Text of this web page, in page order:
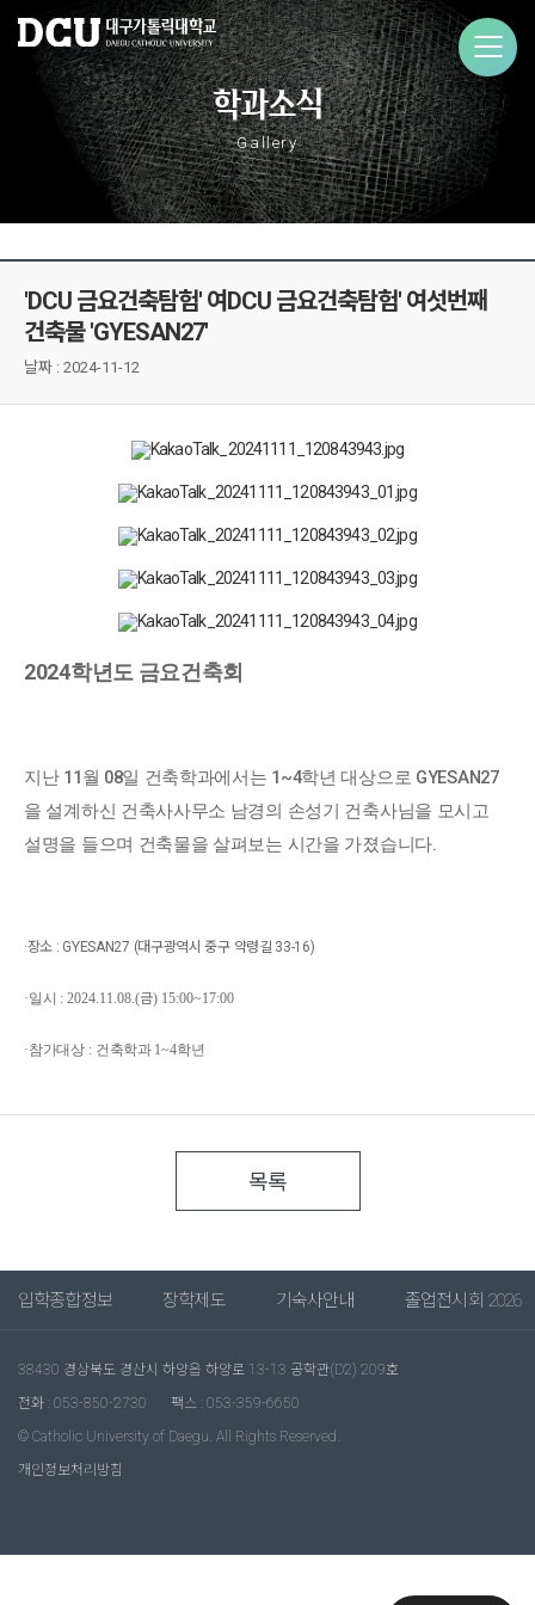
학과소식
Gallery
'DCU 금요건축탐험' 여DCU 금요건축탐험' 여섯번째
건축물 'GYESAN27'
날짜 : 2024-11-12
2024학년도 금요건축회
지난 11월 08일 건축학과에서는 1~4학년 대상으로 GYESAN27
을 설계하신 건축사사무소 남경의 손성기 건축사님을 모시고
설명을 들으며 건축물을 살펴보는 시간을 가졌습니다.
·장소 : GYESAN27 (대구광역시 중구 약령길 33-16)
·일시 :2024.11.08.(금) 15:00~17:00
·참가대상: 건축학과 1~4학년
목록
입학종합정보 장학제도 기숙사안내 졸업전시회 2026
38430 경상북도 경산시 하양읍 하양로 13-13 공학관(D2) 209호
전화 : 053-850-2730
팩스 : 053-359-6650
© Catholic University of Daegu. All Rights Reserved.
개인정보처리방침